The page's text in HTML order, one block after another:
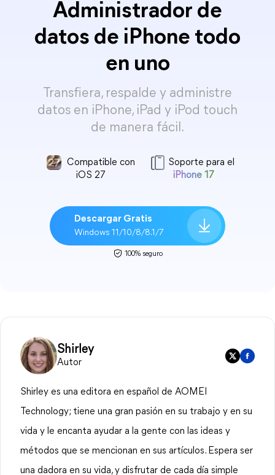
Administrador de
datos de iPhone todo
en uno
Transfiera, respalde y administre
datos en iPhone, iPad y iPod touch
de manera fácil.
Compatible con
iOS 27
Soporte para el
iPhone 17
Descargar Gratis
Windows 11/10/8/8.1/7
100% seguro
Shirley
Autor
Shirley es una editora en español de AOMEI
Technology; tiene una gran pasión en su trabajo y en su
vida y le encanta ayudar a la gente con las ideas y
métodos que se mencionan en sus artículos. Espera ser
una dadora en su vida, y disfrutar de cada día simple